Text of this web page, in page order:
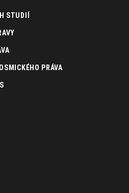
STUDIÍ
PRÁVA